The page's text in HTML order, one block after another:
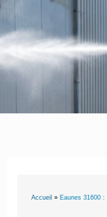
Aller
au
contenu
Accueil » Eaunes 31600